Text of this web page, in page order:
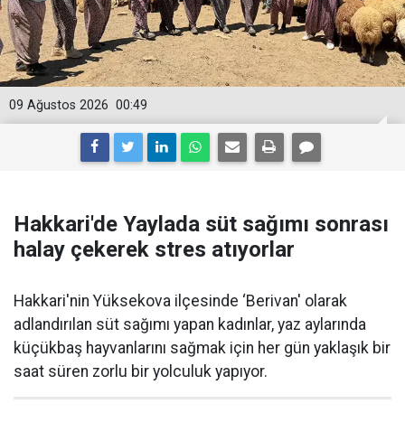
00:49
09 Ağustos 2026
Hakkari'de Yaylada süt sağımı sonrası
halay çekerek stres atıyorlar
Hakkari'nin Yüksekova ilçesinde ‘Berivan' olarak
adlandırılan süt sağımı yapan kadınlar, yaz aylarında
küçükbaş hayvanlarını sağmak için her gün yaklaşık bir
saat süren zorlu bir yolculuk yapıyor.